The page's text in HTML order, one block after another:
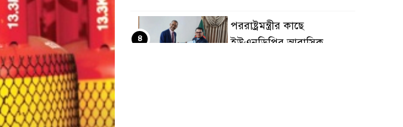
পররাষ্ট্রমন্ত্রীর কা‌ছে
ইউএনডিপির আবাসিক
৪